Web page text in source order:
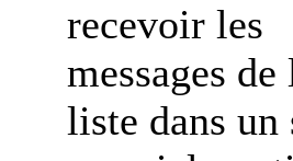
recevoir les
messages de
liste dans un